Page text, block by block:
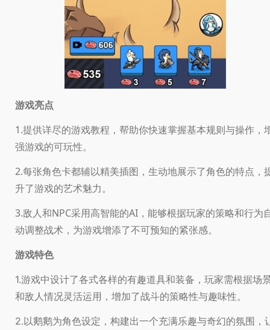
游戏亮点
1.提供详尽的游戏教程，帮助你快速掌握基本规则与操作，
强游戏的可玩性。
2.每张角色卡都辅以精美插图，生动地展示了角色的特点，
升了游戏的艺术魅力。
3.敌人和NPC采用高智能的AI，能够根据玩家的策略和行为
动调整战术，为游戏增添了不可预知的紧张感。
游戏特色
1.游戏中设计了各式各样的有趣道具和装备，玩家需根据场
和敌人情况灵活运用，增加了战斗的策略性与趣味性。
2.以鹅鹅为角色设定，构建出一个充满乐趣与奇幻的氛围，